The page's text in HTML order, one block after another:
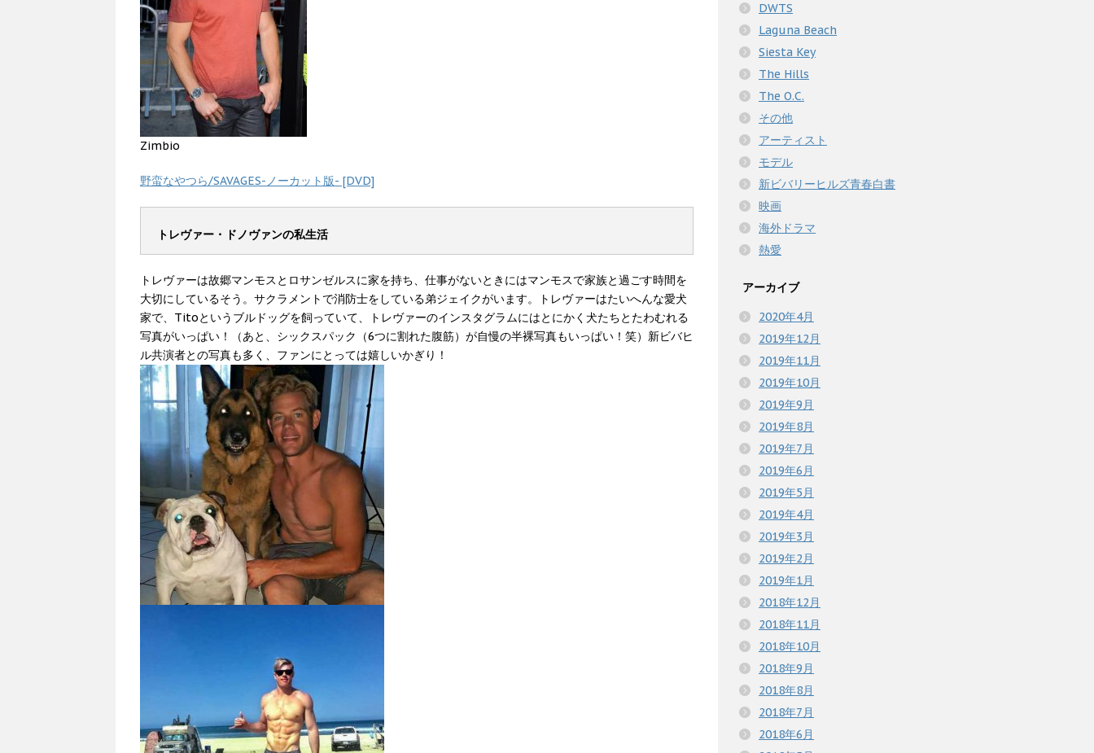
Zimbio
野蛮なやつら/SAVAGES-ノーカット版- [DVD]
トレヴァー・ドノヴァンの私生活
トレヴァーは故郷マンモスとロサンゼルスに家を持ち、仕事がないときにはマンモスで家族と過ごす時間を
大切にしているそう。サクラメントで消防士をしている弟ジェイクがいます。トレヴァーはたいへんな愛犬
家で、Titoというブルドッグを飼っていて、トレヴァーのインスタグラムにはとにかく犬たちとたわむれる
写真がいっぱい！（あと、シックスパック（6つに割れた腹筋）が自慢の半裸写真もいっぱい！笑）新ビバヒ
ル共演者との写真も多く、ファンにとっては嬉しいかぎり！
DWTS
Laguna Beach
Siesta Key
The Hills
The O.C.
その他
アーティスト
モデル
新ビバリーヒルズ青春白書
映画
海外ドラマ
熱愛
アーカイブ
2020年4月
2019年12月
2019年11月
2019年10月
2019年9月
2019年8月
2019年7月
2019年6月
2019年5月
2019年4月
2019年3月
2019年2月
2019年1月
2018年12月
2018年11月
2018年10月
2018年9月
2018年8月
2018年7月
2018年6月